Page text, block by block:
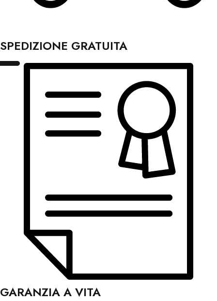
SPEDIZIONE GRATUITA
GARANZIA A VITA